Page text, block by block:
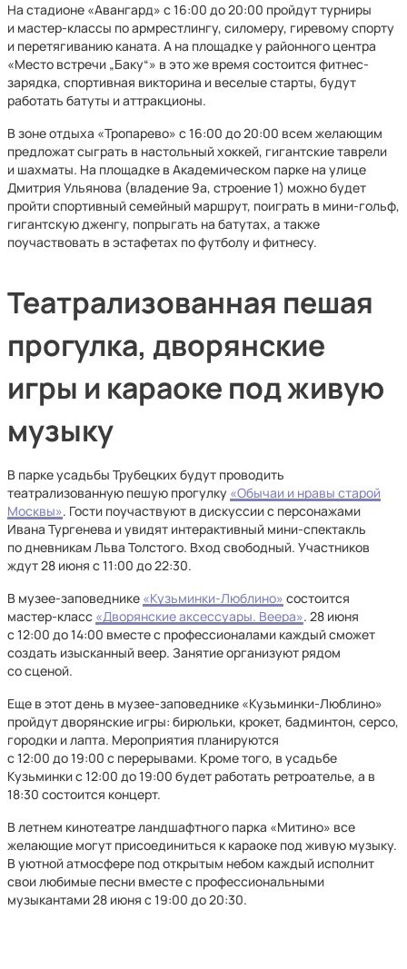
На стадионе «Авангард» с 16:00 до 20:00 пройдут турниры
и мастер-классы по армрестлингу, силомеру, гиревому спорту
и перетягиванию каната. А на площадке у районного центра
«Место встречи „Баку“» в это же время состоится фитнес-
зарядка, спортивная викторина и веселые старты, будут
работать батуты и аттракционы.
В зоне отдыха «Тропарево» с 16:00 до 20:00 всем желающим
предложат сыграть в настольный хоккей, гигантские таврели
и шахматы. На площадке в Академическом парке на улице
Дмитрия Ульянова (владение 9а, строение 1) можно будет
пройти спортивный семейный маршрут, поиграть в мини-гольф,
гигантскую дженгу, попрыгать на батутах, а также
поучаствовать в эстафетах по футболу и фитнесу.
Театрализованная пешая
прогулка, дворянские
игры и караоке под живую
музыку
В парке усадьбы Трубецких будут проводить
театрализованную пешую прогулку «Обычаи и нравы старой
Москвы». Гости поучаствуют в дискуссии с персонажами
Ивана Тургенева и увидят интерактивный мини-спектакль
по дневникам Льва Толстого. Вход свободный. Участников
ждут 28 июня с 11:00 до 22:30.
В музее-заповеднике «Кузьминки-Люблино» состоится
мастер-класс «Дворянские аксессуары. Веера». 28 июня
с 12:00 до 14:00 вместе с профессионалами каждый сможет
создать изысканный веер. Занятие организуют рядом
со сценой.
Еще в этот день в музее-заповеднике «Кузьминки-Люблино»
пройдут дворянские игры: бирюльки, крокет, бадминтон, серсо,
городки и лапта. Мероприятия планируются
с 12:00 до 19:00 с перерывами. Кроме того, в усадьбе
Кузьминки с 12:00 до 19:00 будет работать ретроателье, а в
18:30 состоится концерт.
В летнем кинотеатре ландшафтного парка «Митино» все
желающие могут присоединиться к караоке под живую музыку.
В уютной атмосфере под открытым небом каждый исполнит
свои любимые песни вместе с профессиональными
музыкантами 28 июня с 19:00 до 20:30.